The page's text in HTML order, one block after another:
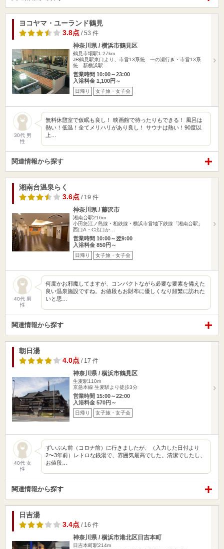
ヨコヤマ・ユーランド鶴見
3.8点 / 53 件
神奈川県 / 横浜市鶴見区
鶴見市場駅1.27km
JR鶴見駅東口より、市営13系統 一の瀬行き・市営13系
統 新横浜駅…
営業時間 10:00～23:00
入浴料金 1,100円～
日帰り 女子旅・女子会
30代 男
性
無料休憩室で仮眠も良し！ 映画館で待ったりもできる！ 風呂は
熱い！低温！全てメリハリがあり良し！ サウナは熱い！90度以
上…
関連情報から探す
湘南台温泉らく
3.6点 / 19 件
神奈川県 / 藤沢市
湘南台駅216m
小田急江ノ島線・相鉄線・横浜市営地下鉄線「湘南台駅」
西口A・C出口か…
営業時間 10:00～翌9:00
入浴料金 850円～
日帰り 女子旅・女子会
40代 男
性
何度かお邪魔してますが、コンパクトながら必要な要素を備えた
良い温泉施設ですね。お値段もお財布に優しくなり頻繁に訪れた
いと思…
関連情報から探す
朝日湯
4.0点 / 17 件
神奈川県 / 横浜市鶴見区
生麦駅110m
京急本線 生麦駅より徒歩3分
営業時間 15:00～22:00
入浴料金 570円～
日帰り 女子旅・女子会
40代 女
性
ずいぶん前（コロナ前）に行きましたが、（入力した日付より
2〜3年前）レトロな銭湯で、雰囲気最高でした。清潔でしたし、
お値段…
関連情報から探す
日吉湯
3.4点 / 16 件
神奈川県 / 横浜市港北区日吉本町
日吉本町駅214m